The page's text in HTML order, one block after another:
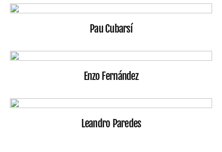
Pau Cubarsí
Enzo Fernández
Leandro Paredes